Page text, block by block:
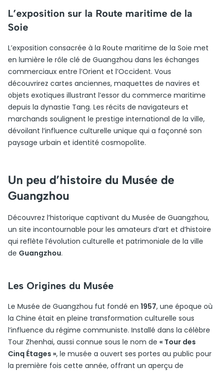
L’exposition sur la Route maritime de la
Soie
L’exposition consacrée à la Route maritime de la Soie met
en lumière le rôle clé de Guangzhou dans les échanges
commerciaux entre l’Orient et l’Occident. Vous
découvrirez cartes anciennes, maquettes de navires et
objets exotiques illustrant l’essor du commerce maritime
depuis la dynastie Tang. Les récits de navigateurs et
marchands soulignent le prestige international de la ville,
dévoilant l’influence culturelle unique qui a façonné son
paysage urbain et identité cosmopolite.
Un peu d’histoire du Musée de
Guangzhou
Découvrez l’historique captivant du Musée de Guangzhou,
un site incontournable pour les amateurs d’art et d’histoire
qui reflète l’évolution culturelle et patrimoniale de la ville
de Guangzhou.
Les Origines du Musée
Le Musée de Guangzhou fut fondé en 1957, une époque où
la Chine était en pleine transformation culturelle sous
l’influence du régime communiste. Installé dans la célèbre
Tour Zhenhai, aussi connue sous le nom de « Tour des
Cinq Étages », le musée a ouvert ses portes au public pour
la première fois cette année, offrant un aperçu de